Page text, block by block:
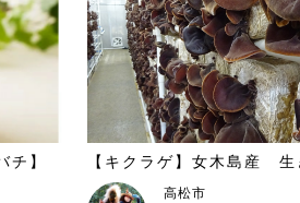
チ】 【キクラゲ】女木島産 生
高松市